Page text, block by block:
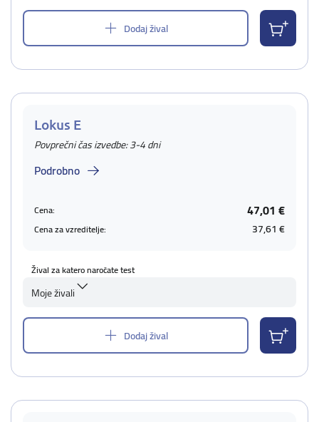
Dodaj žival
Lokus E
Povprečni čas izvedbe: 3-4 dni
Podrobno
Cena: 47,01 €
Cena za vzreditelje: 37,61 €
Žival za katero naročate test
Moje živali
Dodaj žival